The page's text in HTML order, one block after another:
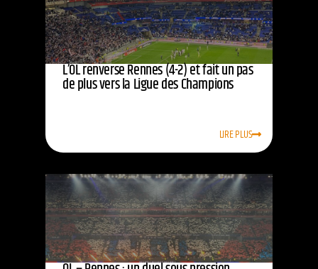
L’OL renverse Rennes (4-2) et fait un pas
de plus vers la Ligue des Champions
LIRE PLUS